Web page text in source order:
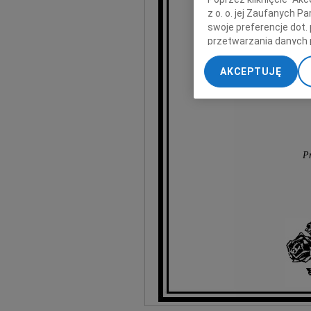
z o. o. jej Zaufanych
swoje preferencje dot.
przetwarzania danych
„Ustawienia
My, nasi Zaufani
dokładnych danych
Przechowywanie
AKCEPTUJĘ